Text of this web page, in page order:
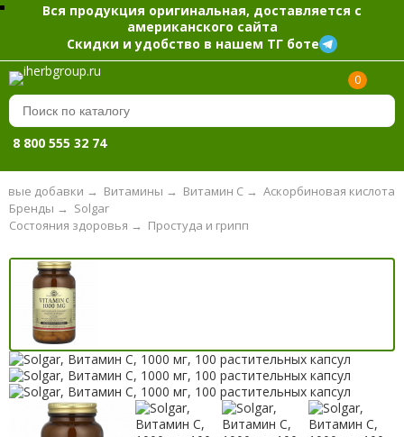
Вся продукция оригинальная, доставляется с
американского сайта
Скидки и удобство в нашем ТГ боте
0
8 800 555 32 74
добавки → Витамины → Витамин С → Аскорбиновая кислота
Solgar
Бренды →
Простуда и грипп
Состояния здоровья →